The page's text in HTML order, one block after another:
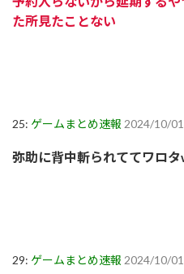
た所見たことない
25: ゲームまとめ速報 2024/10/
弥助に背中斬られててワロ
29: ゲームまとめ速報 2024/10/